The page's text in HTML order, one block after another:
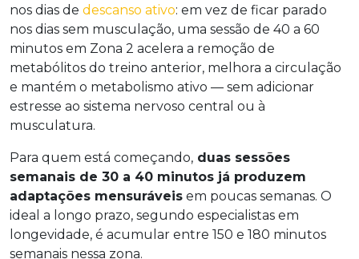
nos dias de descanso ativo: em vez de ficar parado
nos dias sem musculação, uma sessão de 40 a 60
minutos em Zona 2 acelera a remoção de
metabólitos do treino anterior, melhora a circulação
e mantém o metabolismo ativo — sem adicionar
estresse ao sistema nervoso central ou à
musculatura.
Para quem está começando, duas sessões
semanais de 30 a 40 minutos já produzem
adaptações mensuráveis em poucas semanas. O
ideal a longo prazo, segundo especialistas em
longevidade, é acumular entre 150 e 180 minutos
semanais nessa zona.